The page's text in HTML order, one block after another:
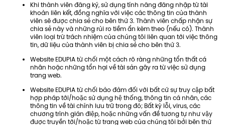
Khi thành viên đăng ký, sử dụng tính năng đăng nhập từ tài
khoản liên kết, đồng nghĩa với việc các thông tin của thành
viên sẽ được chia sẻ cho bên thứ 3. Thành viên chấp nhận sự
chia sẻ này và những rủi ro tiềm ẩn kèm theo (nếu có). Thành
viên loại trừ trách nhiệm của chúng tôi liên quan tới việc thông
tin, dữ liệu của thành viên bị chia sẻ cho bên thứ 3.
Website EDUPIA từ chối một cách rõ ràng những tổn thất cá
nhân hoặc những tổn hại về tài sản gây ra từ việc sử dụng
trang web.
Website EDUPIA từ chối bảo đảm đối với bất cứ sự truy cập bất
hợp pháp tới/hoặc sử dụng hệ thống, thông tin cá nhân, các
thông tin về tài chính lưu trữ trong đó; Bất kỳ lỗi, virus, các
chương trình gián điệp, hoặc những vấn đề tương tự như vậy
được truyền tới/hoặc từ trang web của chúng tôi bởi bên thứ